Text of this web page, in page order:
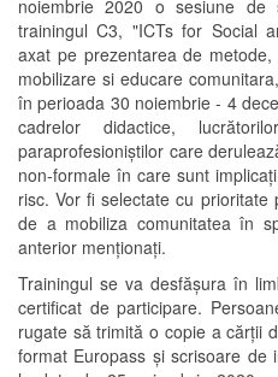
noiembrie 2020 o sesiune de
trainingul C3, "ICTs for Social
axat pe prezentarea de
mobilizare si educare
în perioada 30 noiembrie - 4
cadrelor didactice,
paraprofesioniștilor care
non-formale în care sunt
risc. Vor fi selectate cu
de a mobiliza comunitatea în
anterior menționați.
Trainingul se va desfășura în
certificat de participare.
rugate să trimită o copie a cărții
format Europass și scrisoare